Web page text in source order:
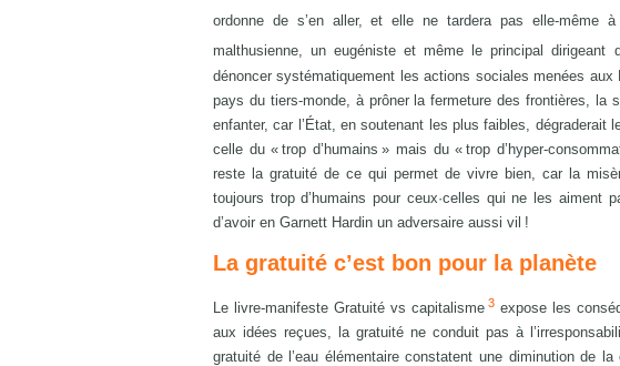
ordonne de s’en aller, et elle ne tardera pas elle-même
malthusienne, un eugéniste et même le principal dirigeant
dénoncer systématiquement les actions sociales menées
pays du tiers-monde, à prôner la fermeture des frontières, la
enfanter, car l’État, en soutenant les plus faibles, dégraderait
celle du « trop d’humains » mais du « trop d’hyper-
reste la gratuité de ce qui permet de vivre bien, car la
toujours trop d’humains pour ceux·celles qui ne les aiment
d’avoir en Garnett Hardin un adversaire aussi vil !
La gratuité c’est bon pour la planète
Le livre-manifeste Gratuité vs capitalisme3 expose les
aux idées reçues, la gratuité ne conduit pas à
gratuité de l’eau élémentaire constatent une diminution de